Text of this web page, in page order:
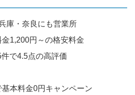
庫・奈良にも営業所
金1,200円～の格安料金
で4.5点の高評価
本料金0円キャンペーン